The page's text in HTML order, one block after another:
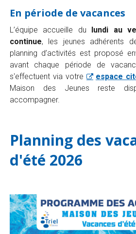
En période de vacances
L’équipe accueille du lundi au
continue, les jeunes adhérents
planning d’activités est proposé
avant chaque période de
s'effectuent via votre
espace
Maison des Jeunes reste
accompagner.
Planning des
d'été 2026